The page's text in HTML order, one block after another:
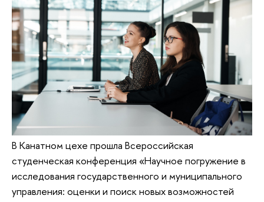
В Канатном цехе прошла Всероссийская
студенческая конференция «Научное погружение в
исследования государственного и муниципального
управления: оценки и поиск новых возможностей